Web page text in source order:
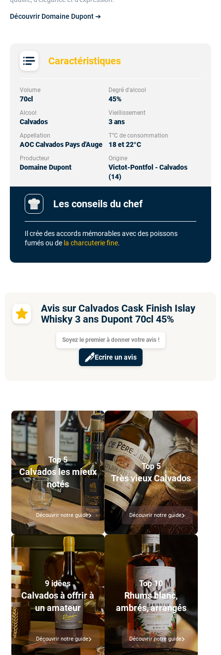
Caractéristiques
Volume
70cl
Degré d'alcool
45%
Alcool
Calvados
Vieillissement
3 ans
Appellation
AOC Calvados Pays d'Auge
T°C de consommation
18 et 22°C
Producteur
Domaine Dupont
Origine
Victot-Pontfol - Calvados
(14)
Les conseils du chef
Il crée des accords mémorables avec des poissons
fumés ou de la charcuterie fine.
Découvrir Domaine Dupont ➔
Avis sur Calvados Cask Finish Islay
Whisky 3 ans Dupont 70cl 45%
Soyez le premier à donner votre avis !
Ecrire un avis
Top 5
Calvados les mieux
notés
Découvrir notre guide
Top 5
Très vieux Calvados
Découvrir notre guide
9 idées
Calvados à offrir à
un amateur
Découvrir notre guide
Top 10
Rhums blanc,
ambrés, arrangés
Découvrir notre guide